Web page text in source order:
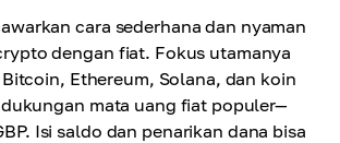
cara sederhana dan nyaman
dengan fiat. Fokus utamanya
Ethereum, Solana, dan koin
mata uang fiat populer—
Isi saldo dan penarikan dana bisa